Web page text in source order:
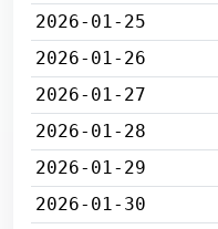
2026-01-25
2026-01-26
2026-01-27
2026-01-28
2026-01-29
2026-01-30